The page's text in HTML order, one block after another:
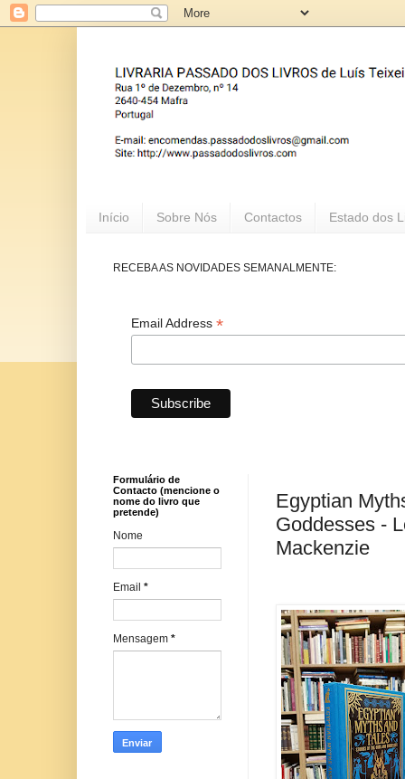
Início Sobre Nós Contactos Estado dos
RECEBA AS NOVIDADES SEMANALMENTE:
Email Address *
Egyptian
Goddesses -
Mackenzie
Formulário de
Contacto (mencione o
nome do livro que
pretende)
Nome
Email *
Mensagem *